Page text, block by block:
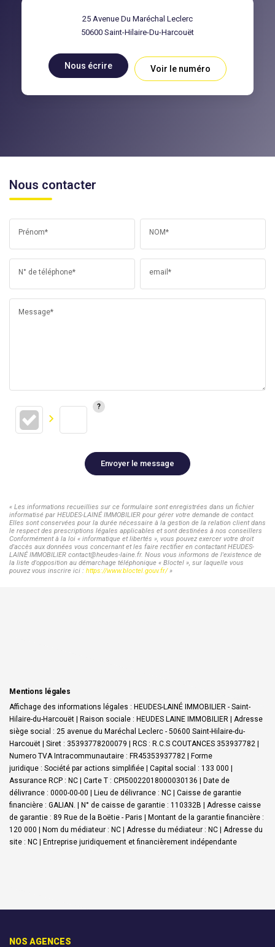
25 Avenue Du Maréchal Leclerc
50600 Saint-Hilaire-Du-Harcouët
Nous écrire Voir le numéro
Nous contacter
Prénom* NOM*
N° de téléphone* email*
Message*
Envoyer le message
« Les informations recueillies sur ce formulaire sont enregistrées dans un fichier
informatisé par HEUDES-LAINÉ IMMOBILIER pour gérer votre demande de contact.
Elles sont conservées pour la durée nécessaire à la gestion de la relation client dans
le respect des prescriptions légales applicables et sont destinées à nos conseillers
Conformément à la loi « informatique et libertés », vous pouvez exercer votre droit
d'accès aux données vous concernant et les faire rectifier en contactant HEUDES-
LAINÉ IMMOBILIER contact@heudes-laine.fr. Nous vous informons de l'existence de
la liste d'opposition au démarchage téléphonique « Bloctel », sur laquelle vous
pouvez vous inscrire ici : https://www.bloctel.gouv.fr/»
Mentions légales
Affichage des informations légales : HEUDES-LAINÉ IMMOBILIER - Saint-
Hilaire-du-Harcouët | Raison sociale : HEUDES LAINE IMMOBILIER | Adresse
siège social : 25 avenue du Maréchal Leclerc - 50600 Saint-Hilaire-du-
Harcouët | Siret : 35393778200079 | RCS : R.C.S COUTANCES 353937782 |
Numero TVA Intracommunautaire : FR45353937782 | Forme
juridique : Société par actions simplifiée | Capital social : 133 000 |
Assurance RCP : NC | Carte T : CPI50022018000030136 | Date de
délivrance : 0000-00-00 | Lieu de délivrance : NC | Caisse de garantie
financière : GALIAN. | N° de caisse de garantie : 110332B | Adresse caisse
de garantie : 89 Rue de la Boëtie - Paris | Montant de la garantie financière :
120 000 | Nom du médiateur : NC | Adresse du médiateur : NC | Adresse du
site : NC | Entreprise juridiquement et financièrement indépendante
NOS AGENCES